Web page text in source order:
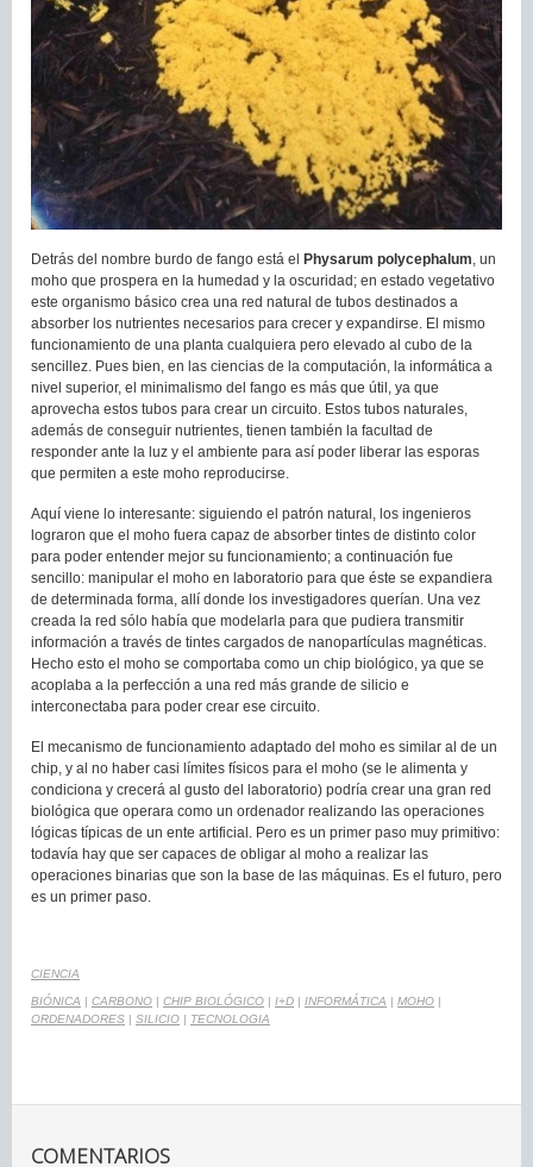
Detrás del nombre burdo de fango está el Physarum polycephalum, un
moho que prospera en la humedad y la oscuridad; en estado vegetativo
este organismo básico crea una red natural de tubos destinados a
absorber los nutrientes necesarios para crecer y expandirse. El mismo
funcionamiento de una planta cualquiera pero elevado al cubo de la
sencillez. Pues bien, en las ciencias de la computación, la informática a
nivel superior, el minimalismo del fango es más que útil, ya que
aprovecha estos tubos para crear un circuito. Estos tubos naturales,
además de conseguir nutrientes, tienen también la facultad de
responder ante la luz y el ambiente para así poder liberar las esporas
que permiten a este moho reproducirse.
Aquí viene lo interesante: siguiendo el patrón natural, los ingenieros
lograron que el moho fuera capaz de absorber tintes de distinto color
para poder entender mejor su funcionamiento; a continuación fue
sencillo: manipular el moho en laboratorio para que éste se expandiera
de determinada forma, allí donde los investigadores querían. Una vez
creada la red sólo había que modelarla para que pudiera transmitir
información a través de tintes cargados de nanopartículas magnéticas.
Hecho esto el moho se comportaba como un chip biológico, ya que se
acoplaba a la perfección a una red más grande de silicio e
interconectaba para poder crear ese circuito.
El mecanismo de funcionamiento adaptado del moho es similar al de un
chip, y al no haber casi límites físicos para el moho (se le alimenta y
condiciona y crecerá al gusto del laboratorio) podría crear una gran red
biológica que operara como un ordenador realizando las operaciones
lógicas típicas de un ente artificial. Pero es un primer paso muy primitivo:
todavía hay que ser capaces de obligar al moho a realizar las
operaciones binarias que son la base de las máquinas. Es el futuro, pero
es un primer paso.
CIENCIA
BIÓNICA | CARBONO | CHIP BIOLÓGICO | I+D | INFORMÁTICA | MOHO |
ORDENADORES | SILICIO | TECNOLOGIA
COMENTARIOS